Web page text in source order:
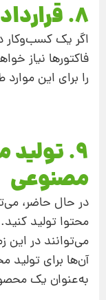
8. قراردادها و فاکتورها
اگر یک کسب‌وکار
فاکتورها نیاز
را برای این
9.
مصنوعی
در حال حاضر،
محتوا تولید
می‌توانند در این
آن‌ها برای تولید
به‌عنوان یک